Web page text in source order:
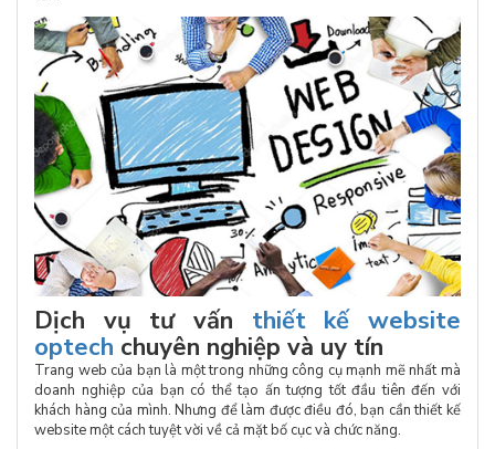
Dịch vụ tư vấn thiết kế website
optech chuyên nghiệp và uy tín
Trang web của bạn là một trong những công cụ mạnh mẽ nhất mà
doanh nghiệp của bạn có thể tạo ấn tượng tốt đầu tiên đến với
khách hàng của mình. Nhưng để làm được điều đó, bạn cần thiết kế
website một cách tuyệt vời về cả mặt bố cục và chức năng.